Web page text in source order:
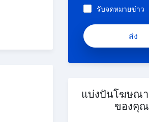
รับจดหมายข่าว
แบ่งปันโฆษณ
ของคุ